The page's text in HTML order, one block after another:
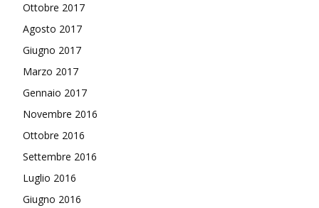
Ottobre 2017
Agosto 2017
Giugno 2017
Marzo 2017
Gennaio 2017
Novembre 2016
Ottobre 2016
Settembre 2016
Luglio 2016
Giugno 2016